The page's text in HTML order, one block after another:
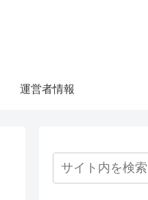
運営者情報